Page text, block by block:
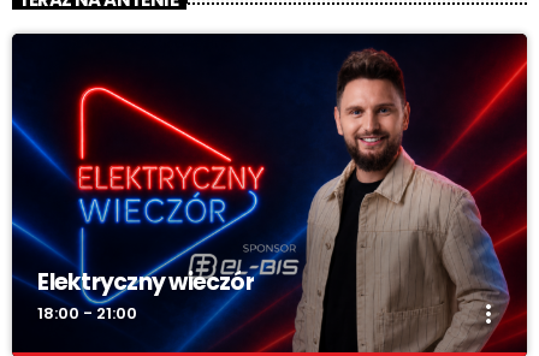
Elektryczny wieczór
18:00 - 21:00 more_vert